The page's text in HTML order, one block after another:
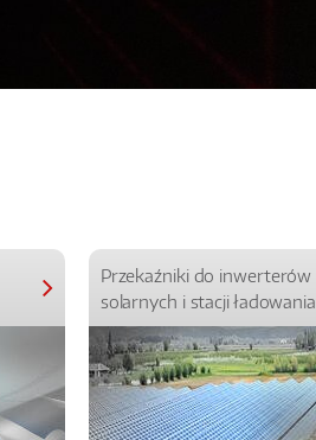
Przekaźniki do inwerterów
solarnych i stacji ładowania